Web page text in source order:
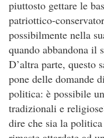
piuttosto gettare le
patriottico-
possibilmente nella
quando abbandona il
D’altra parte, questo
pone delle domande
politica: è possibile
tradizionali e
dire che sia la